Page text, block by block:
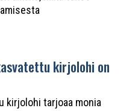
kirjolohi on
tarjoaa monia